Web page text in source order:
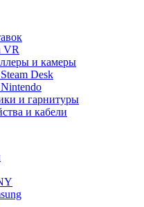
VR
и камеры
Desk
и гарнитуры
и кабели